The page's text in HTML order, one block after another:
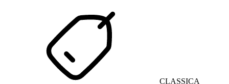
CLASSICA